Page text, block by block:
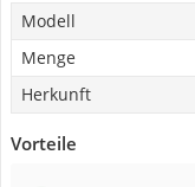
Modell
Menge
Herkunft
Vorteile